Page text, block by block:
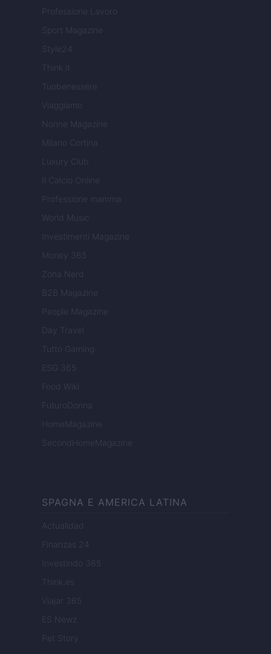
Professione Lavoro
Sport Magazine
Style24
Think.it
Tuobenessere
Viaggiamo
Nonne Magazine
Milano Cortina
Luxury Club
Il Calcio Online
Professione mamma
World Music
Investimenti Magazine
Money 365
Zona Nerd
B2B Magazine
People Magazine
Day Travel
Tutto Gaming
ESG 365
Food Wiki
FuturoDonna
HomeMagazine
SecondHomeMagazine
SPAGNA E AMERICA LATINA
Actualidad
Finanzas 24
Investindo 365
Think.es
Viajar 365
ES Newz
Pet Story